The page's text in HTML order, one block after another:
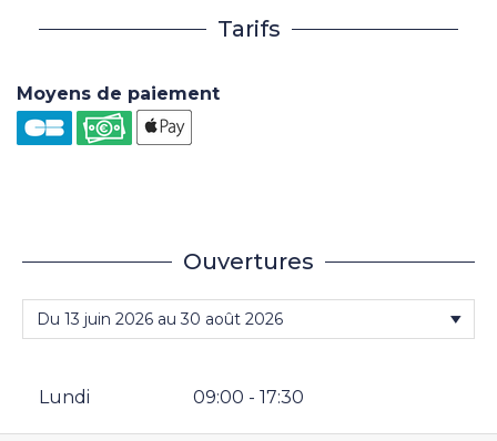
Tarifs
Moyens de paiement
Ouvertures
Lundi 09:00 - 17:30